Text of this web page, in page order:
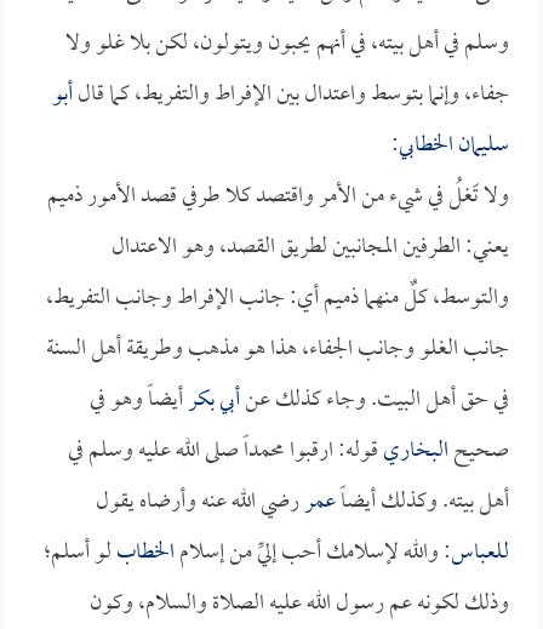
وسلم في أهل بيته، في أنهم يحبون ويتولون، لكن بلا غلو ولا
جفاء، وإنما بتوسط واعتدال بين الإفراط والتفريط، كما قالأبو
سليمان الخطابي:
ولا تَغلُ في شيء من الأمر واقتصد كلا طرفي قصد الأمور ذميم
يعني: الطرفين المجانبين لطريق القصد، وهو الاعتدال
والتوسط، كلٌ منهما ذميم أي: جانب الإفراط وجانب التفريط،
جانب الغلو وجانب الجفاء، هذا هو مذهب وطريقة أهل السنة
في حق أهل البيت. وجاء كذلك عنأبي بكرأيضاً وهو في
صحيحالبخاريقوله: ارقبوا محمداً صلى الله عليه وسلم في
أهل بيته. وكذلك أيضاًعمررضي الله عنه وأرضاه يقول
للعباس: والله لإسلامك أحب إليِّ من إسلامالخطابلو أسلم؛
وذلك لكونه عم رسول الله عليه الصلاة والسلام، وكون